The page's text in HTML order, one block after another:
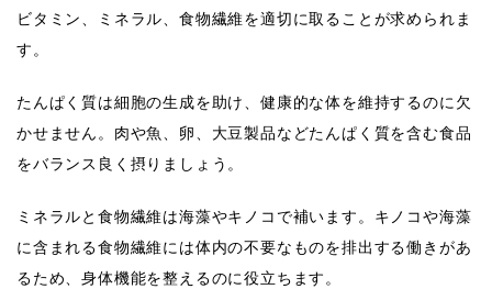
ビタミン、ミネラル、食物繊維を適切に取ることが求められま
す。
たんぱく質は細胞の生成を助け、健康的な体を維持するのに欠
かせません。肉や魚、卵、大豆製品などたんぱく質を含む食品
をバランス良く摂りましょう。
ミネラルと食物繊維は海藻やキノコで補います。キノコや海藻
に含まれる食物繊維には体内の不要なものを排出する働きがあ
るため、身体機能を整えるのに役立ちます。